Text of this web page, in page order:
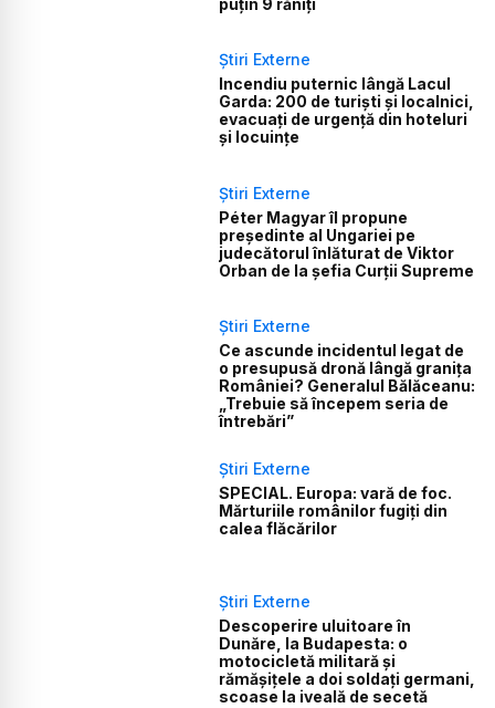
puțin 9 răniți
Știri Externe
Incendiu puternic lângă Lacul
Garda: 200 de turiști și localnici,
evacuați de urgență din hoteluri
și locuințe
Știri Externe
Péter Magyar îl propune
președinte al Ungariei pe
judecătorul înlăturat de Viktor
Orban de la șefia Curții Supreme
Știri Externe
Ce ascunde incidentul legat de
o presupusă dronă lângă granița
României? Generalul Bălăceanu:
„Trebuie să începem seria de
întrebări”
Știri Externe
SPECIAL. Europa: vară de foc.
Mărturiile românilor fugiți din
calea flăcărilor
Știri Externe
Descoperire uluitoare în
Dunăre, la Budapesta: o
motocicletă militară și
rămășițele a doi soldați germani,
scoase la iveală de secetă